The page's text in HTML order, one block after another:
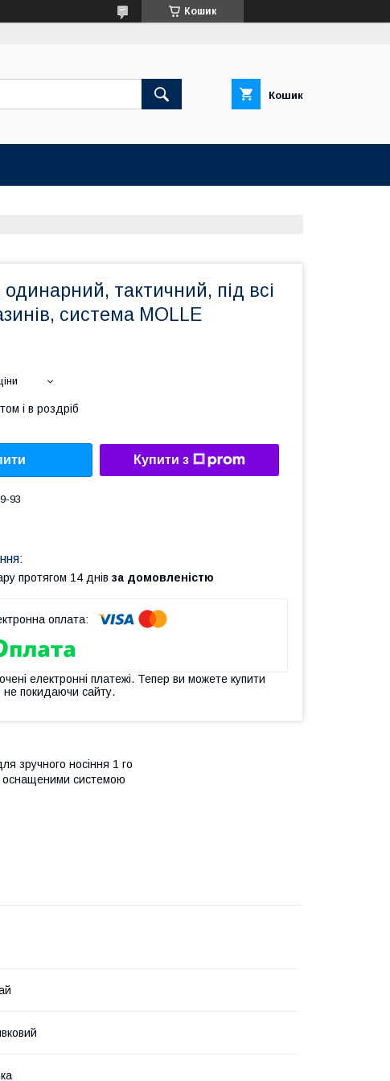
Кошик
Кошик
одинарний, тактичний, під всі
система MOLLE
і в роздріб
Купити з
93
протягом 14 днів за домовленістю
електронні платежі. Тепер ви можете купити
не покидаючи сайту.
зручного носіння 1 го
оснащеними системою